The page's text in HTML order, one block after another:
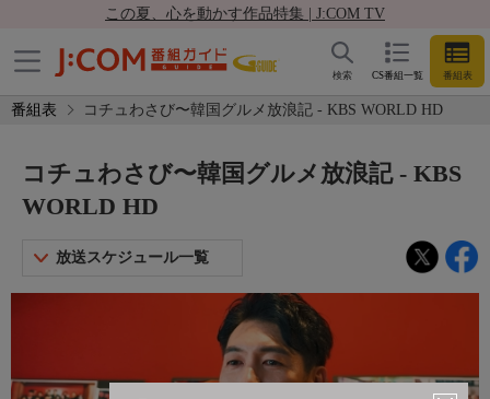
この夏、心を動かす作品特集 | J:COM TV
CS番組一覧 番組表
検索
番組表 コチュわさび〜韓国グルメ放浪記 - KBS WORLD HD
コチュわさび〜韓国グルメ放浪記 - KBS
WORLD HD
放送スケジュール一覧